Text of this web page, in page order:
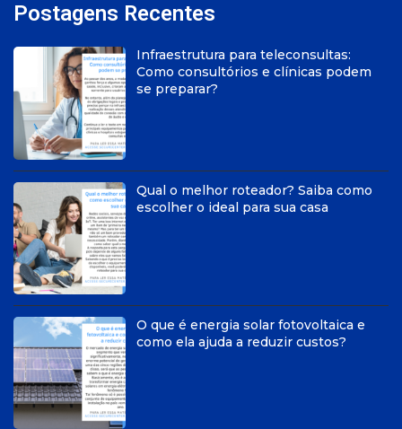
Postagens Recentes
Infraestrutura para teleconsultas:
Como consultórios e clínicas podem
se preparar?
Qual o melhor roteador? Saiba como
escolher o ideal para sua casa
O que é energia solar fotovoltaica e
como ela ajuda a reduzir custos?